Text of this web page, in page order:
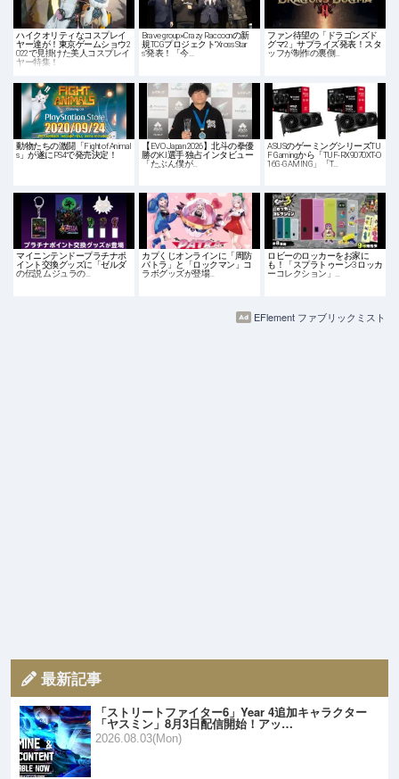
ハイクオリティなコスプレイ
ヤー達が！東京ゲームショウ2
022で見掛けた美人コスプレイ
ヤー特集！
Brave group×Crazy Raccoonの新
規TCGプロジェクト“Xross Star
s”発表！「今…
ファン待望の「ドラゴンズド
グマ2」サプライズ発表！スタ
ッフが制作の裏側…
動物たちの激闘「Fight of Animal
s」が遂にPS4で発売決定！
【EVO Japan 2026】北斗の拳優
勝のK.I選手 独占インタビュー
「たぶん僕が…
ASUSのゲーミングシリーズTU
F Gamingから「TUF-RX9070XT-O
16G-GAMING」「T…
マイニンテンドープラチナポ
イント交換グッズに「ゼルダ
の伝説 ムジュラの…
カプくじオンラインに「周防
パトラ」と「ロックマン」コ
ラボグッズが登場…
ロビーのロッカーをお家に
も！「スプラトゥーン3 ロッカ
ーコレクション」…
EFlement ファブリックミスト
最新記事
「ストリートファイター6」Year 4追加キャラクター
「ヤスミン」8月3日配信開始！アッ…
2026.08.03(Mon)